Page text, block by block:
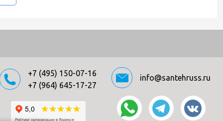
+7 (495) 150-07-16
+7 (964) 645-17-27
info@santehruss.ru